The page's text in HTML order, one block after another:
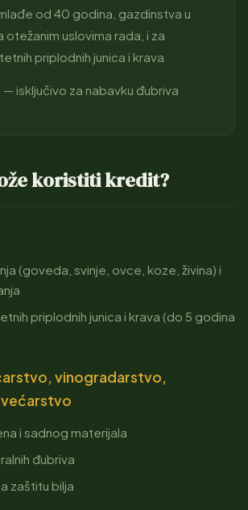
od 40 godina, gazdinstva u
otežanim uslovima rada, i za
priplodnih junica i krava
— isključivo za nabavku đubriva
koristiti kredit?
(goveda, svinje, ovce, koze, živina) i
priplodnih junica i krava (do 5 godina
vinogradarstvo,
i sadnog materijala
đubriva
zaštitu bilja